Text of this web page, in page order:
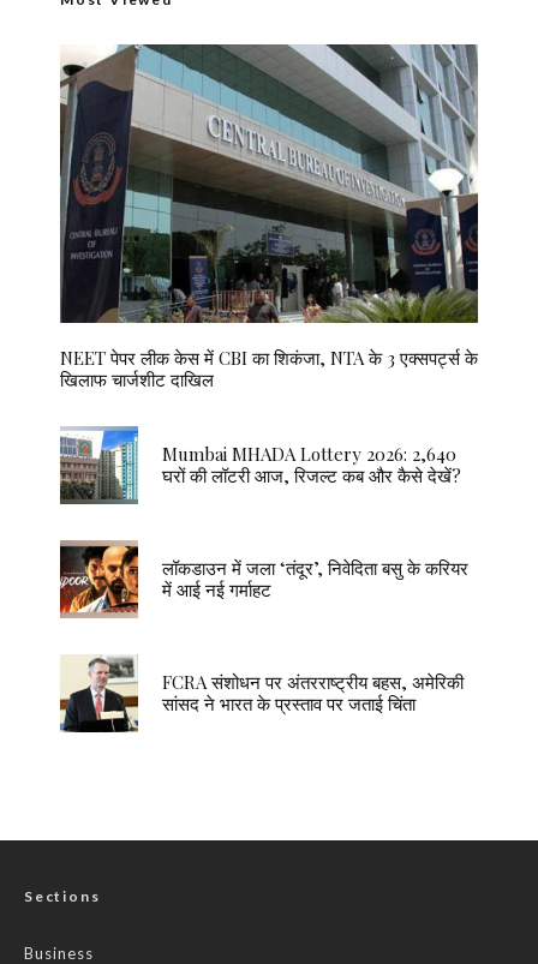
NEET पेपर लीक केस में CBI का शिकंजा, NTA के 3 एक्सपर्ट्स के
खिलाफ चार्जशीट दाखिल
Mumbai MHADA Lottery 2026: 2,640
घरों की लॉटरी आज, रिजल्ट कब और कैसे देखें?
लॉकडाउन में जला ‘तंदूर’, निवेदिता बसु के करियर
में आई नई गर्माहट
FCRA संशोधन पर अंतरराष्ट्रीय बहस, अमेरिकी
सांसद ने भारत के प्रस्ताव पर जताई चिंता
Sections
Business